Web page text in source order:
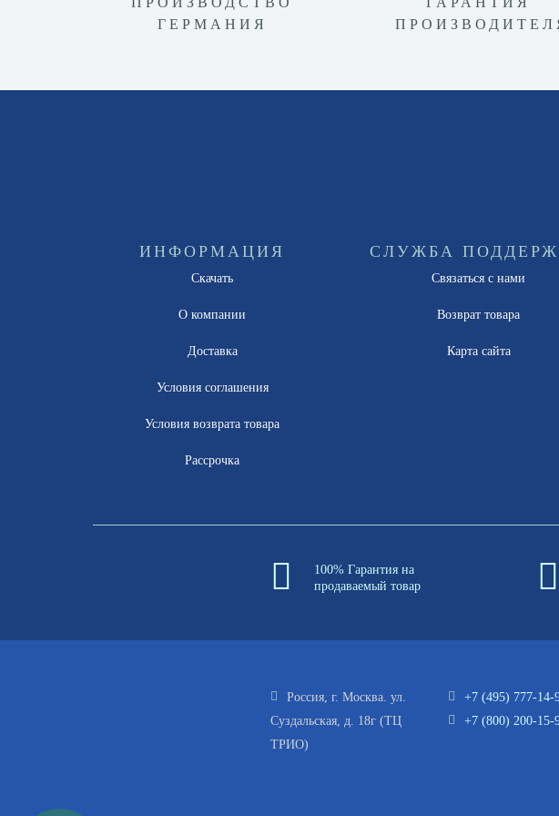
ГЕРМАНИЯ
ИНФОРМАЦИЯ
Скачать
О компании
Доставка
Условия соглашения
Условия возврата товара
Рассрочка
СЛУЖБА
Связаться с нами
Возврат товара
Карта сайта
100% Гарантия на
продаваемый товар
Россия, г. Москва. ул.
Суздальская, д. 18г (ТЦ
ТРИО)
+7 (495) 777-14-
+7 (800) 200-15-